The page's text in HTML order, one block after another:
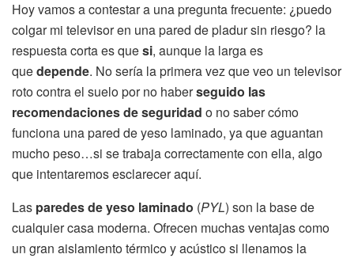
Hoy vamos a contestar a una pregunta frecuente: ¿puedo
colgar mi televisor en una pared de pladur sin riesgo? la
respuesta corta es quesi, aunque la larga es
quedepende. No sería la primera vez que veo un televisor
roto contra el suelo por no haberseguido las
recomendaciones de seguridad o no saber cómo
funciona una pared de yeso laminado, ya que aguantan
mucho peso…si se trabaja correctamente con ella, algo
que intentaremos esclarecer aquí.
Las paredes de yeso laminado (PYL) son la base de
cualquier casa moderna. Ofrecen muchas ventajas como
un gran aislamiento térmico y acústico si llenamos la